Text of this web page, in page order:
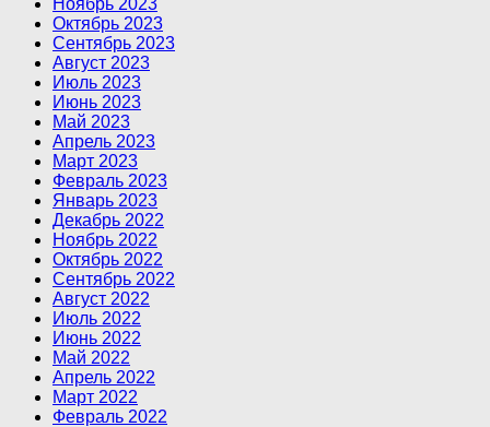
Октябрь 2023
Сентябрь 2023
Август 2023
Июль 2023
Июнь 2023
Май 2023
Апрель 2023
Март 2023
Февраль 2023
Январь 2023
Декабрь 2022
Ноябрь 2022
Октябрь 2022
Сентябрь 2022
Август 2022
Июль 2022
Июнь 2022
Май 2022
Апрель 2022
Март 2022
Февраль 2022